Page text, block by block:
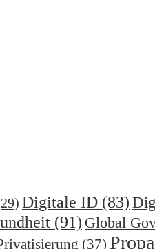
Digitale ID (83)
(91) Global
(37)